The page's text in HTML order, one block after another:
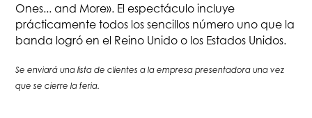
Ones... and More». El espectáculo incluye
prácticamente todos los sencillos número uno que la
banda logró en el Reino Unido o los Estados Unidos.
Se enviará una lista de clientes a la empresa presentadora una vez
que se cierre la feria.